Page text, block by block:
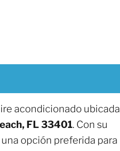
acondicionado ubicada
FL 33401. Con su
opción preferida para